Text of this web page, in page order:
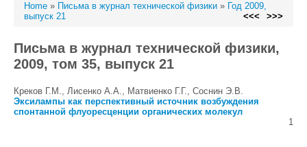
Home » Письма в журнал технической физики » Год 2009,
выпуск 21
<<< >>>
Письма в журнал технической физики,
2009, том 35, выпуск 21
Креков Г.М., Лисенко А.А., Матвиенко Г.Г., Соснин Э.В.
Эксилампы как перспективный источник возбуждения
спонтанной флуоресценции органических молекул
1